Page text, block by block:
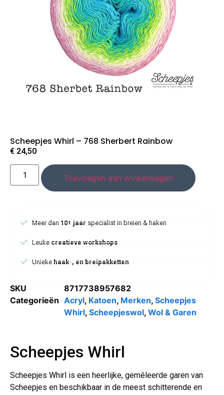
Scheepjes Whirl – 768 Sherbert Rainbow
€ 24,50
Toevoegen aan winkelwagen
Meer dan 10+ jaar specialist in breien & haken
Leuke creatieve workshops
Uniekehaak-, en breipakketten
SKU
8717738957682
Categorieën Acryl, Katoen, Merken, Scheepjes
Whirl, Scheepjeswol, Wol & Garen
Scheepjes Whirl
Scheepjes Whirl is een heerlijke, gemêleerde garen van
Scheepjes en beschikbaar in de meest schitterende en